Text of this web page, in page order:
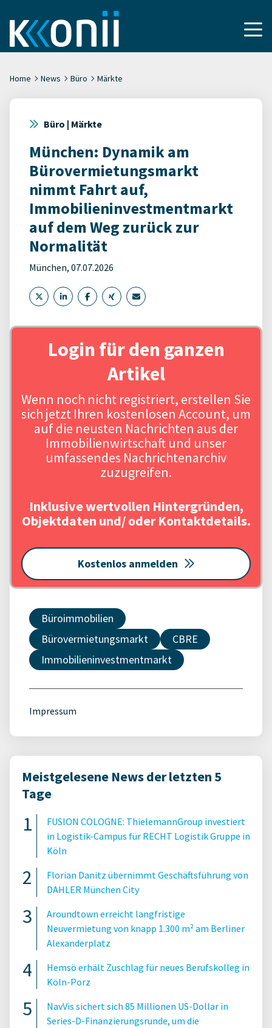
Home News Büro Märkte
Büro | Märkte
München: Dynamik am
Bürovermietungsmarkt
nimmt Fahrt auf,
Immobilieninvestmentmarkt
auf dem Weg zurück zur
Normalität
München, 07.07.2026
Login für den ganzen
Artikel
Wenn noch nicht registriert, erstellen Sie
sich jetzt Ihren kostenlosen Account, um
auf die neusten Nachrichten aus der
Immobilienwirtschaft und unser
umfassendes Nachrichtenarchiv
zuzugreifen.
Inklusive wertvollen Hintergründen,
Objektdaten und/ oder Kontaktdetails.
Kostenlos anmelden
Büroimmobilien
Bürovermietungsmarkt
CBRE
Immobilieninvestmentmarkt
Impressum
Meistgelesene News der letzten 5
Tage
FUSION COLOGNE: ThielemannGroup investiert
in Logistik-Campus für RECHT Logistik Gruppe in
Köln
Florian Danitz übernimmt Geschäftsführung von
DAHLER München City
Aroundtown erreicht langfristige
Neuvermietung von knapp 1.300 m² am Berliner
Alexanderplatz
Hemsö erhält Zuschlag für neues Berufskolleg in
Köln-Porz
NavVis sichert sich 85 Millionen US-Dollar in
Series-D-Finanzierungsrunde, um die